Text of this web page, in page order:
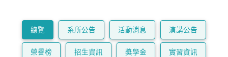
總覽 系所公告 活動消息 演講公告
榮譽榜 招生資訊 獎學金 實習資訊